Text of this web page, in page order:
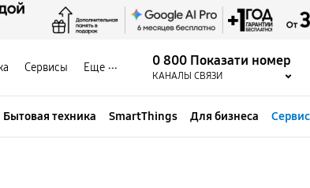
Сервисы Еще 0 800 Показати номер
КАНАЛЫ СВЯЗИ
Бытовая техника SmartThings Для бизнеса